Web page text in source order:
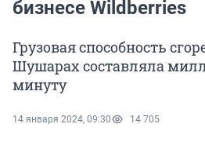
бизнесе Wildberries
Грузовая способность
Шушарах составляла
минуту
14 января 2024, 09:30 14 705